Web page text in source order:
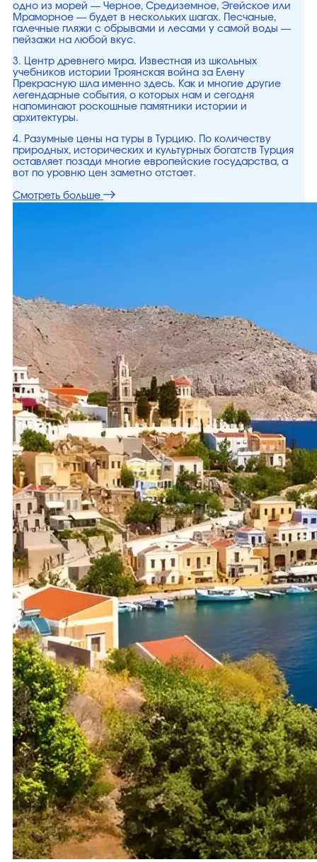
одно из морей — Черное, Средиземное, Эгейское или
Мраморное — будет в нескольких шагах. Песчаные,
галечные пляжи с обрывами и лесами у самой воды —
пейзажи на любой вкус.
3. Центр древнего мира. Известная из школьных
учебников истории Троянская война за Елену
Прекрасную шла именно здесь. Как и многие другие
легендарные события, о которых нам и сегодня
напоминают роскошные памятники истории и
архитектуры.
4. Разумные цены на туры в Турцию. По количеству
природных, исторических и культурных богатств Турция
оставляет позади многие европейские государства, а
вот по уровню цен заметно отстает.
Смотреть больше